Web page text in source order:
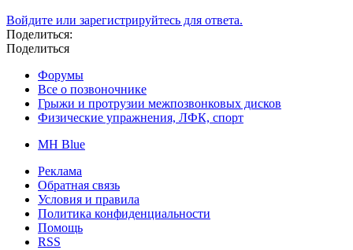
Войдите или зарегистрируйтесь для ответа.
Поделиться:
Поделиться
Форумы
Все о позвоночнике
Грыжи и протрузии межпозвонковых дисков
Физические упражнения, ЛФК, спорт
MH Blue
Реклама
Обратная связь
Условия и правила
Политика конфиденциальности
Помощь
RSS